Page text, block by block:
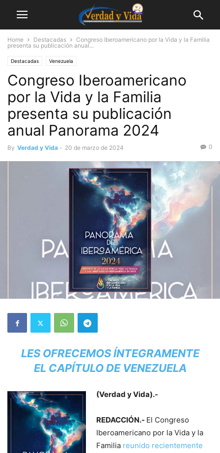
Home Destacadas
Congreso Iberoamericano por la Vida y la Familia
presenta su publicación anual...
Destacadas Venezuela
Congreso Iberoamericano
por la Vida y la Familia
presenta su publicación
anual Panorama 2024
By Verdad y Vida - 20 de marzo de 2024 0
LES OFRECEMOS ÍNTEGRAMENTE
EL CAPÍTULO DE VENEZUELA
(Verdad y Vida).-
REDACCIÓN.- El Congreso
Iberoamericano por la Vida y la
Familia reunido recientemente